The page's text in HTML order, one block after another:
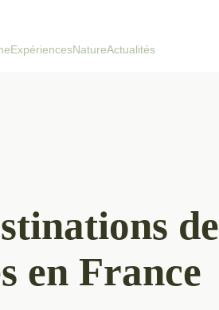
ExpériencesNatureActualités
de
en France